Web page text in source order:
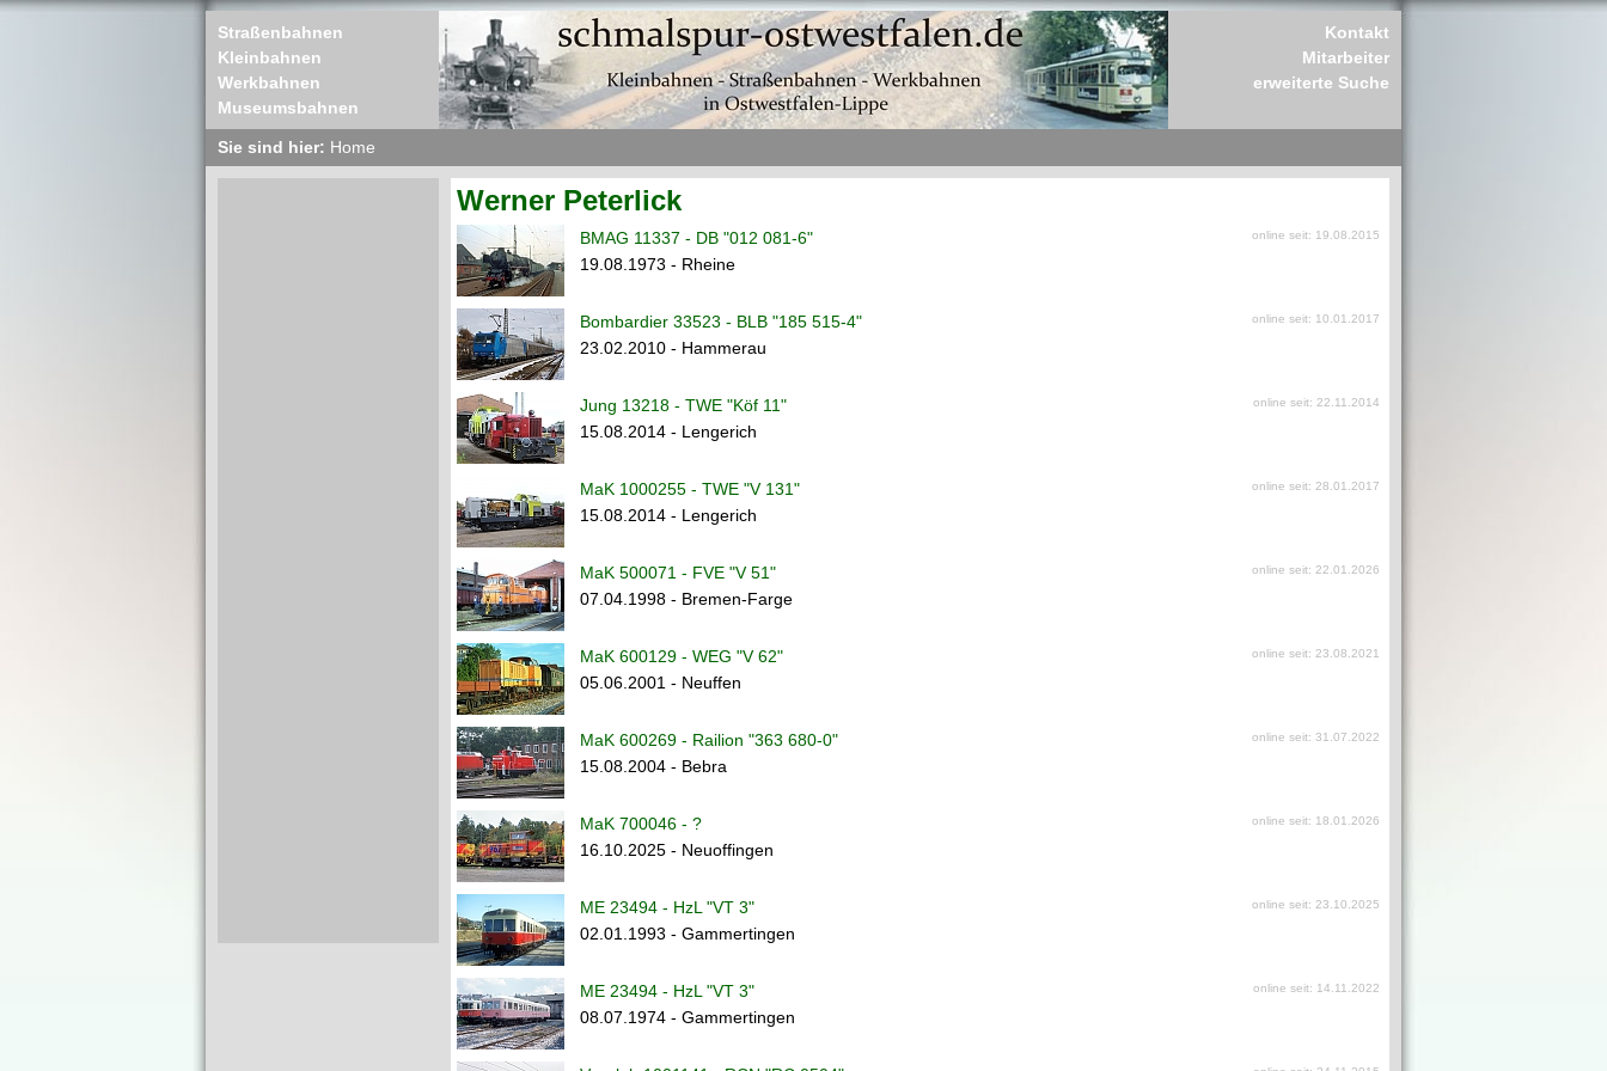
Straßenbahnen
Kleinbahnen
Werkbahnen
Museumsbahnen
Kontakt
Mitarbeiter
erweiterte Suche
Sie sind hier: Home
Werner Peterlick
BMAG 11337 - DB "012 081-6" online seit: 19.08.2015
19.08.1973 - Rheine
Bombardier 33523 - BLB "185 515-4" online seit: 10.01.2017
23.02.2010 - Hammerau
Jung 13218 - TWE "Köf 11" online seit: 22.11.2014
15.08.2014 - Lengerich
MaK 1000255 - TWE "V 131" online seit: 28.01.2017
15.08.2014 - Lengerich
MaK 500071 - FVE "V 51" online seit: 22.01.2026
07.04.1998 - Bremen-Farge
MaK 600129 - WEG "V 62" online seit: 23.08.2021
05.06.2001 - Neuffen
MaK 600269 - Railion "363 680-0" online seit: 31.07.2022
15.08.2004 - Bebra
MaK 700046 - ? online seit: 18.01.2026
16.10.2025 - Neuoffingen
ME 23494 - HzL "VT 3" online seit: 23.10.2025
02.01.1993 - Gammertingen
ME 23494 - HzL "VT 3" online seit: 14.11.2022
08.07.1974 - Gammertingen